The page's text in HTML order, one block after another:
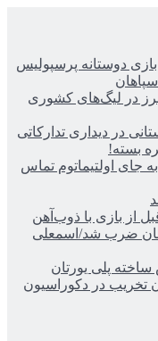
دوستانه پرسپولیس
در لیگ‌های کشوری
در دیداری تدارکاتی
بسته!
جای اولتیماتوم تماس
از بازی با ذوب‌آهن
ضرب شد/اسمعلی
ساخته پلی یورتان
تخریب در دکوراسیون